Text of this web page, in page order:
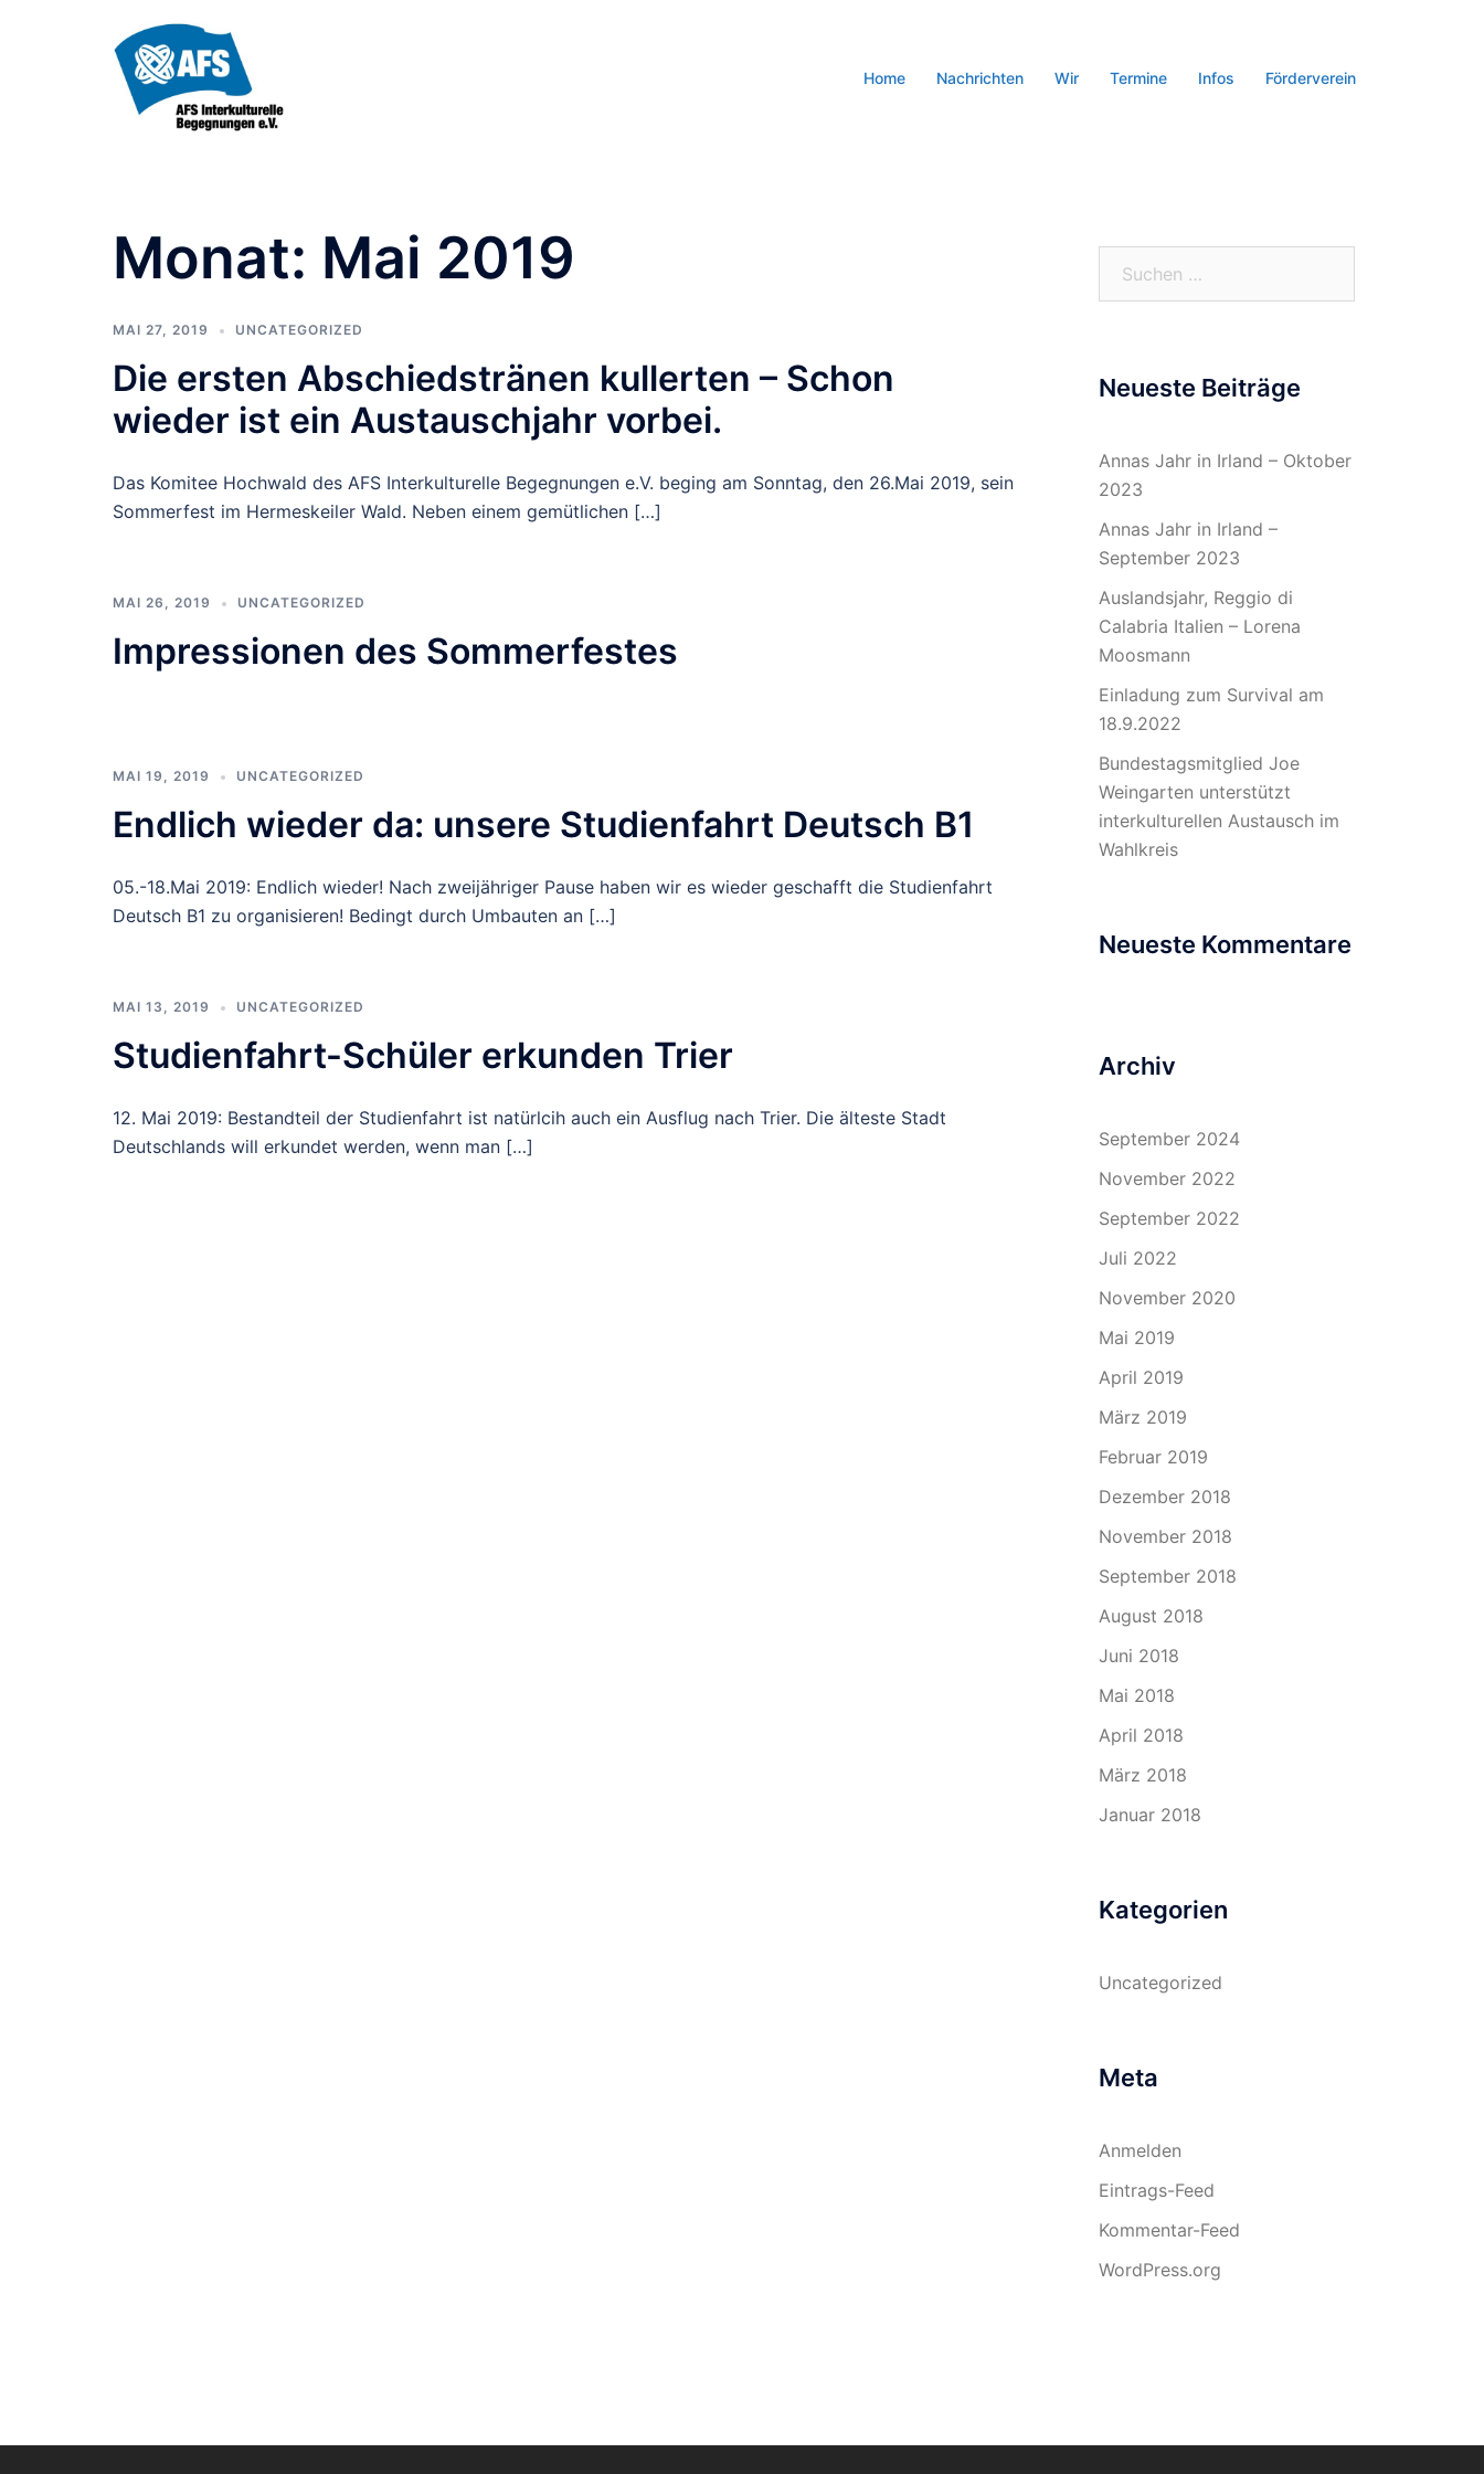
Home Nachrichten Wir Termine Infos Förderverein
Monat: Mai 2019
MAI 27, 2019 UNCATEGORIZED
Die ersten Abschiedstränen kullerten – Schon
wieder ist ein Austauschjahr vorbei.
Das Komitee Hochwald des AFS Interkulturelle Begegnungen e.V. beging am Sonntag, den 26.Mai 2019, sein
Sommerfest im Hermeskeiler Wald. Neben einem gemütlichen […]
MAI 26, 2019 UNCATEGORIZED
Impressionen des Sommerfestes
MAI 19, 2019 UNCATEGORIZED
Endlich wieder da: unsere Studienfahrt Deutsch B1
05.-18.Mai 2019: Endlich wieder! Nach zweijähriger Pause haben wir es wieder geschafft die Studienfahrt
Deutsch B1 zu organisieren! Bedingt durch Umbauten an […]
MAI 13, 2019 UNCATEGORIZED
Studienfahrt-Schüler erkunden Trier
12. Mai 2019: Bestandteil der Studienfahrt ist natürlcih auch ein Ausflug nach Trier. Die älteste Stadt
Deutschlands will erkundet werden, wenn man […]
Neueste Beiträge
Annas Jahr in Irland – Oktober
2023
Annas Jahr in Irland –
September 2023
Auslandsjahr, Reggio di
Calabria Italien – Lorena
Moosmann
Einladung zum Survival am
18.9.2022
Bundestagsmitglied Joe
Weingarten unterstützt
interkulturellen Austausch im
Wahlkreis
Neueste Kommentare
Archiv
September 2024
November 2022
September 2022
Juli 2022
November 2020
Mai 2019
April 2019
März 2019
Februar 2019
Dezember 2018
November 2018
September 2018
August 2018
Juni 2018
Mai 2018
April 2018
März 2018
Januar 2018
Kategorien
Uncategorized
Meta
Anmelden
Eintrags-Feed
Kommentar-Feed
WordPress.org